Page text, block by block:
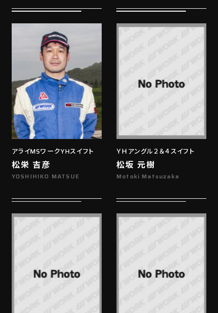
アライMSワークYHスイフト
松栄 吉彦
YOSHIHIKO MATSUE
ＹＨアングル２＆４スイフト
松坂 元樹
Motoki Matsuzaka